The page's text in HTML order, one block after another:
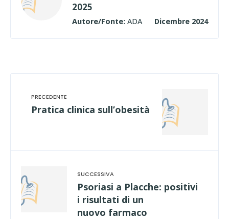
2025
Autore/Fonte: ADA Dicembre 2024
Pratica clinica sull’obesità
Psoriasi a Placche: positivi
i risultati di un
nuovo farmaco